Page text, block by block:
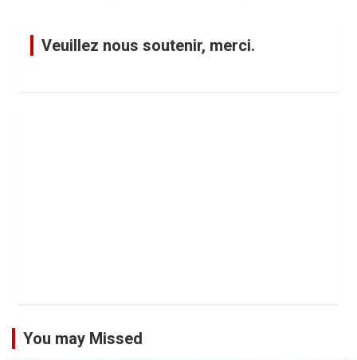
t
u
Veuillez nous soutenir, merci.
You may Missed